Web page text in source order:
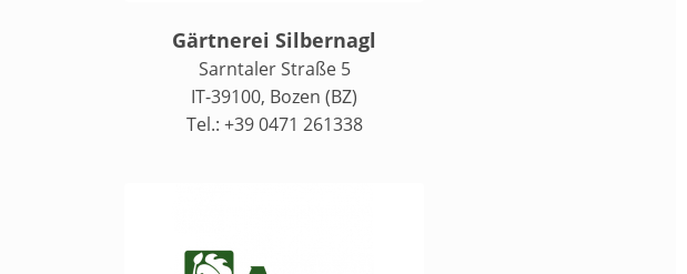
Gärtnerei Silbernagl
Sarntaler Straße 5
IT-39100, Bozen (BZ)
Tel.: +39 0471 261338